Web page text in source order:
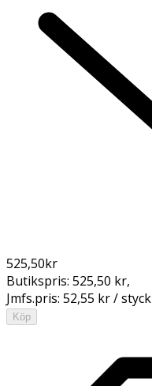
525,50kr
Butikspris: 525,50 kr,
Jmfs.pris: 52,55 kr / styck
Köp